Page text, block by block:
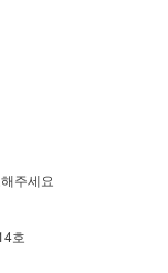
주세요
호